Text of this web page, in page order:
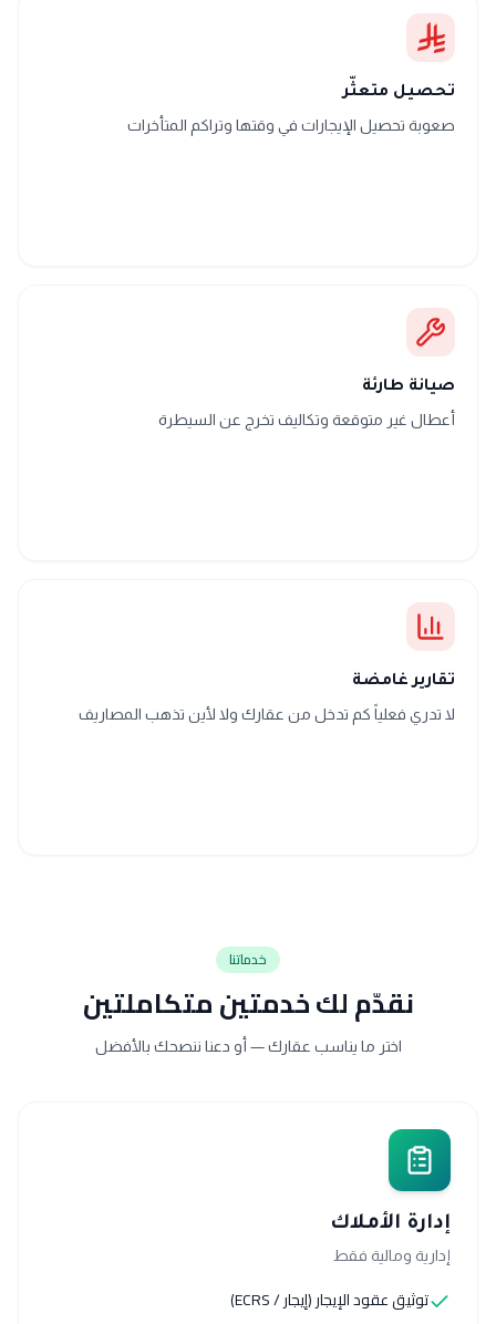
تحصيل متعثّر
صعوبة تحصيل الإيجارات في وقتها وتراكم المتأخرات
صيانة طارئة
أعطال غير متوقعة وتكاليف تخرج عن السيطرة
تقارير غامضة
لا تدري فعلياً كم تدخل من عقارك ولا لأين تذهب المصاريف
خدماتنا
نقدّم لك خدمتين متكاملتين
اختر ما يناسب عقارك — أو دعنا ننصحك بالأفضل
إدارة الأملاك
إدارية ومالية فقط
توثيق عقود الإيجار (إيجار / ECRS)